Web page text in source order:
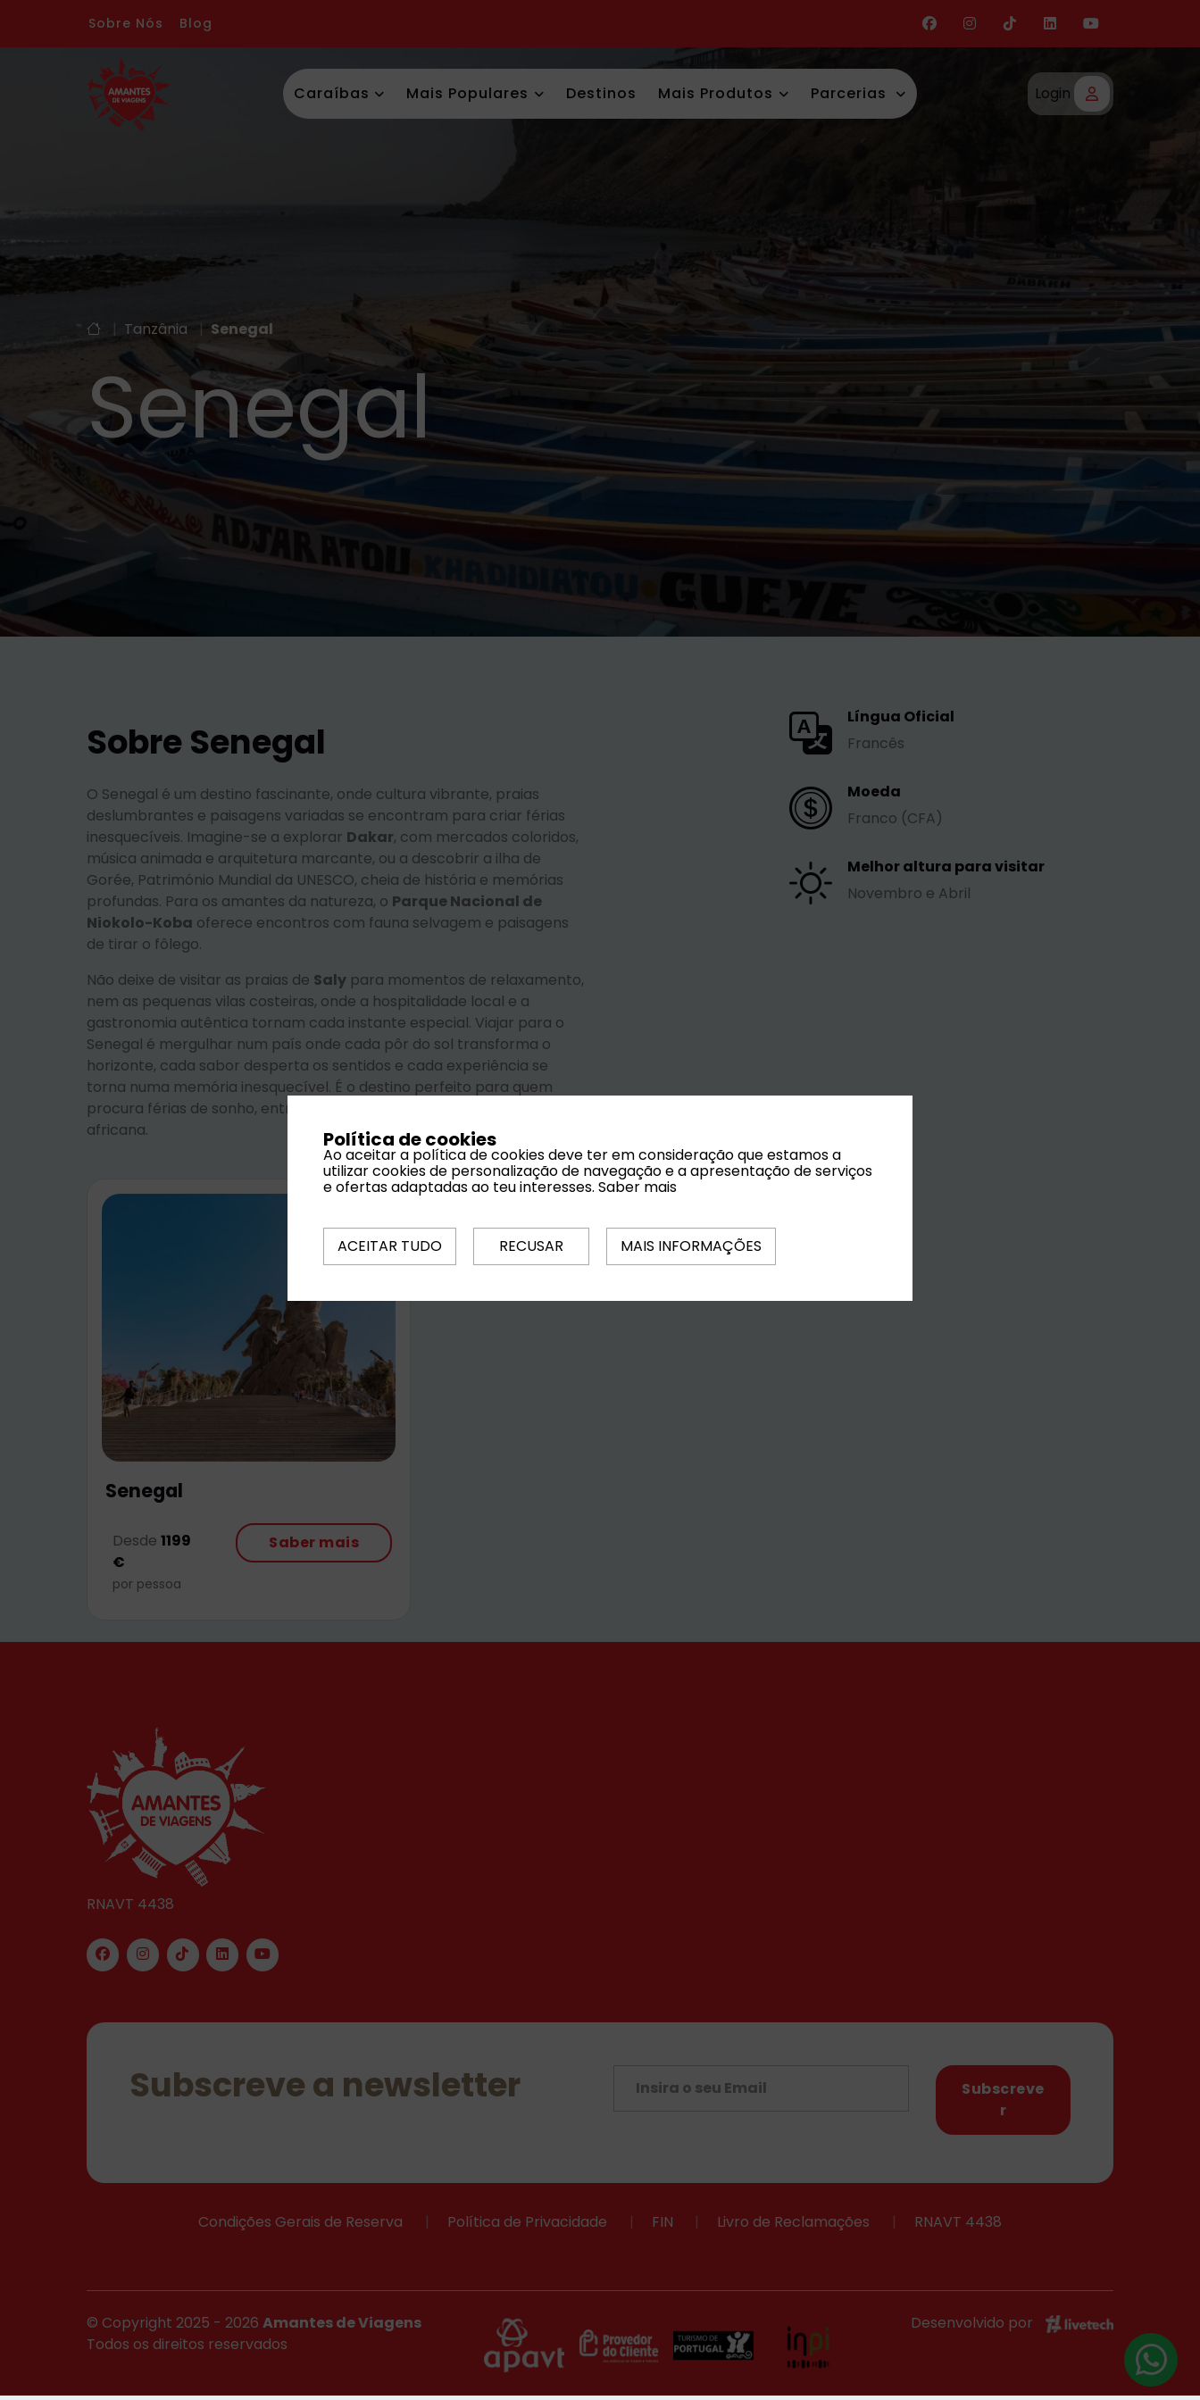
Sobre Nós Blog
Caraíbas Mais Populares Destinos Mais Produtos Parcerias Login
| Tanzânia Senegal
Senegal
Sobre Senegal
O Senegal é um destino fascinante, onde cultura vibrante, praias
deslumbrantes e paisagens variadas se encontram para criar férias
inesquecíveis. Imagine-se a explorar Dakar, com mercados coloridos,
música animada e arquitetura marcante, ou a descobrir a ilha de
Gorée, Património Mundial da UNESCO, cheia de história e memórias
profundas. Para os amantes da natureza, o Parque Nacional de
Niokolo-Koba oferece encontros com fauna selvagem e paisagens
de tirar o fôlego.
Não deixe de visitar as praias de Saly para momentos de relaxamento,
nem as pequenas vilas costeiras, onde a hospitalidade local e a
gastronomia autêntica tornam cada instante especial. Viajar para o
Senegal é mergulhar num país onde cada pôr do sol transforma o
horizonte, cada sabor desperta os sentidos e cada experiência se
torna numa memória inesquecível. É o destino perfeito para quem
procura férias de sonho, entre cultura, aventura e autenticidade
africana.
Língua Oficial
Francês
Moeda
Franco (CFA)
Melhor altura para visitar
Novembro e Abril
Senegal
Desde 1199
€
por pessoa
Saber mais
RNAVT 4438
Subscreve a newsletter
Subscreve
r
Condições Gerais de Reserva | Política de Privacidade | FIN | Livro de Reclamações | RNAVT 4438
© Copyright 2025 - 2026 Amantes de Viagens
Todos os direitos reservados
Desenvolvido por
Política de cookies
Ao aceitar a política de cookies deve ter em consideração que estamos a
utilizar cookies de personalização de navegação e a apresentação de serviços
e ofertas adaptadas ao teu interesses. Saber mais
ACEITAR TUDO RECUSAR MAIS INFORMAÇÕES